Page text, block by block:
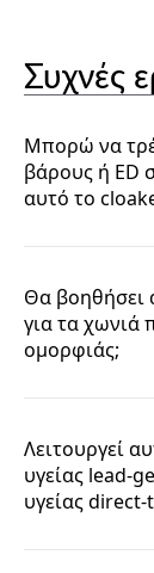
Συχνές
Μπορώ να
βάρους ή ED
αυτό το
Θα βοηθήσει
για τα χωνιά
ομορφιάς;
Λειτουργεί
υγείας lead-
υγείας direct-